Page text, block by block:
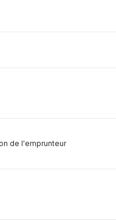
de l'emprunteur